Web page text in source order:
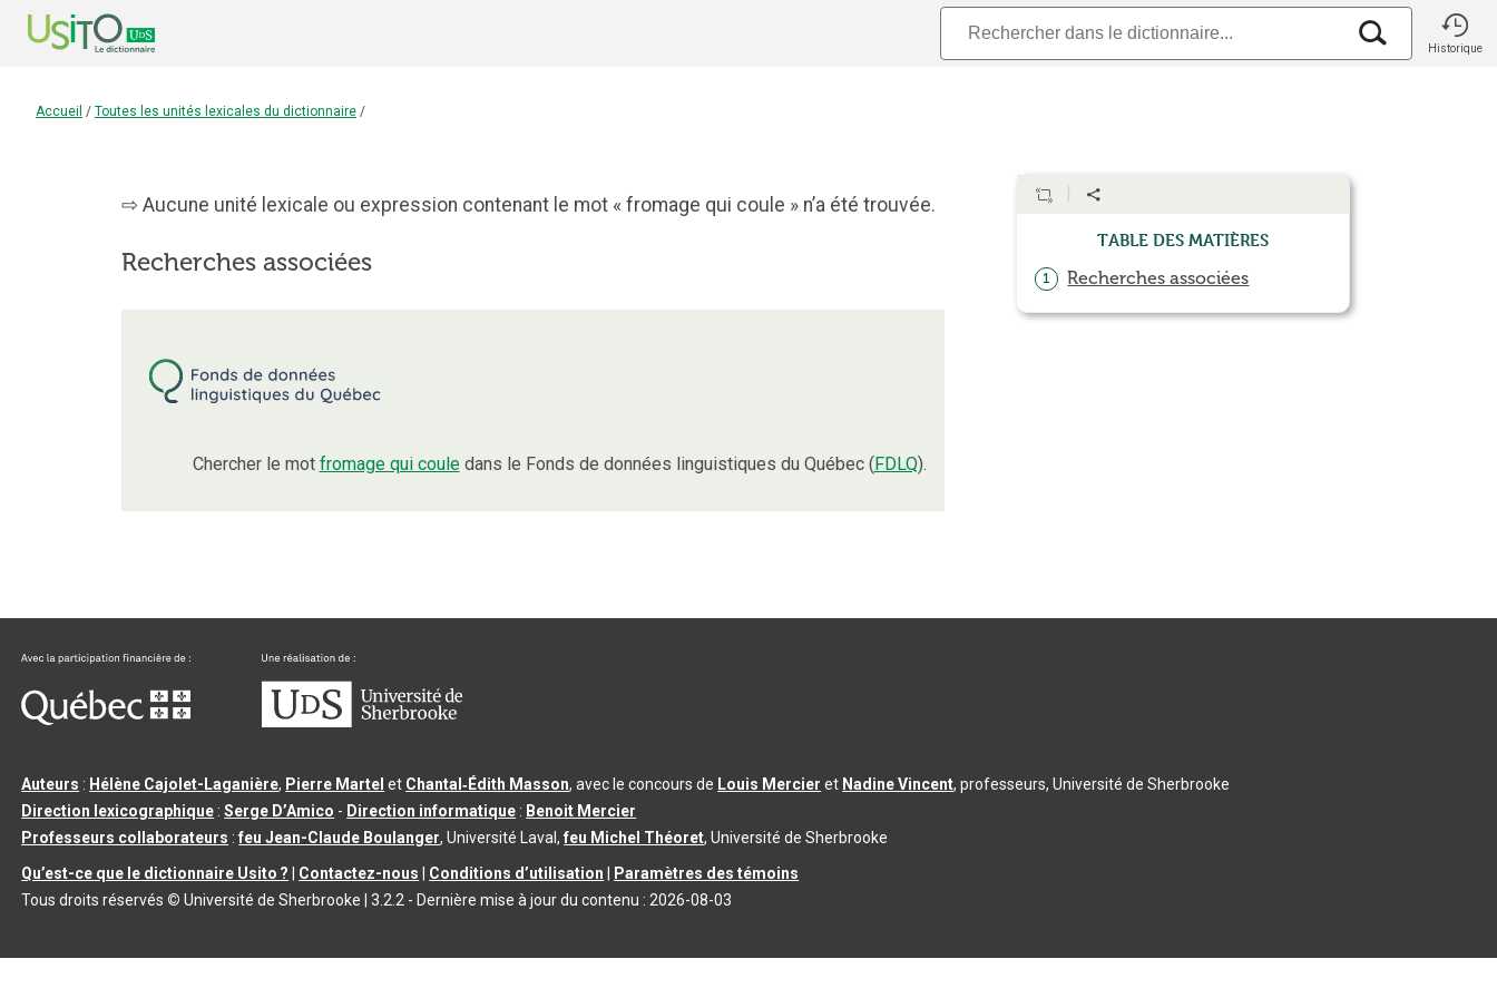
Historique
Accueil / Toutes les unités lexicales du dictionnaire /
Aucune unité lexicale ou expression contenant le mot « fromage qui coule » n’a été trouvée.
Recherches associées
Chercher le mot fromage qui couledans le Fonds de données linguistiques du Québec (FDLQ).
Table des matières
1 Recherches associées
Auteurs : Hélène Cajolet-Laganière, Pierre Martel et Chantal‑Édith Masson, avec le concours de Louis Mercier et Nadine Vincent, professeurs, Université de Sherbrooke
Direction lexicographique :Serge D’Amico - Direction informatique : Benoit Mercier
Professeurs collaborateurs :feu Jean-Claude Boulanger, Université Laval,feu Michel Théoret, Université de Sherbrooke
Qu’est-ce que le dictionnaire Usito ?
Contactez-nous Conditions d’utilisation
Paramètres des témoins
Tous droits réservés © Université de Sherbrooke |3.2.2 - Dernière mise à jour du contenu : 2026-08-03